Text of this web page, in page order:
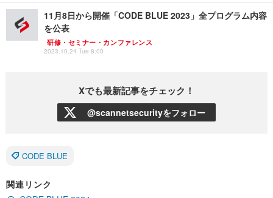
11月8日から開催「CODE BLUE 2023」全プログラム内容
を公表
研修・セミナー・カンファレンス
2023.10.24 Tue 8:00
Xでも最新記事をチェック！
@scannetsecurityをフォロー
CODE BLUE
関連リンク